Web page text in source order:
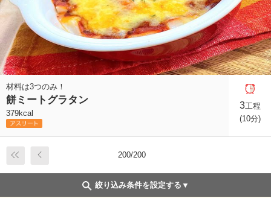
材料は3つのみ！
餅ミートグラタン
379kcal
3工程
(10分)
200/200
絞り込み条件を設定する